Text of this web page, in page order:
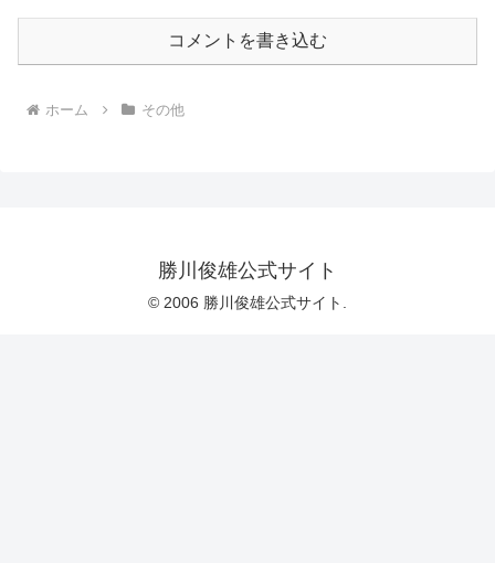
コメントを書き込む
ホーム その他
勝川俊雄公式サイト
© 2006 勝川俊雄公式サイト.